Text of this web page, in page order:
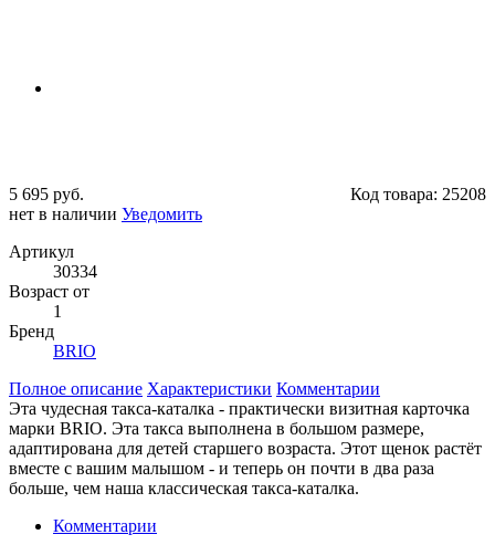
5 695 руб. Код товара: 25208
нет в наличии Уведомить
Артикул
30334
Возраст от
1
Бренд
BRIO
Полное описание Характеристики Комментарии
Эта чудесная такса-каталка - практически визитная карточка
марки BRIO. Эта такса выполнена в большом размере,
адаптирована для детей старшего возраста. Этот щенок растёт
вместе с вашим малышом - и теперь он почти в два раза
больше, чем наша классическая такса-каталка.
Комментарии